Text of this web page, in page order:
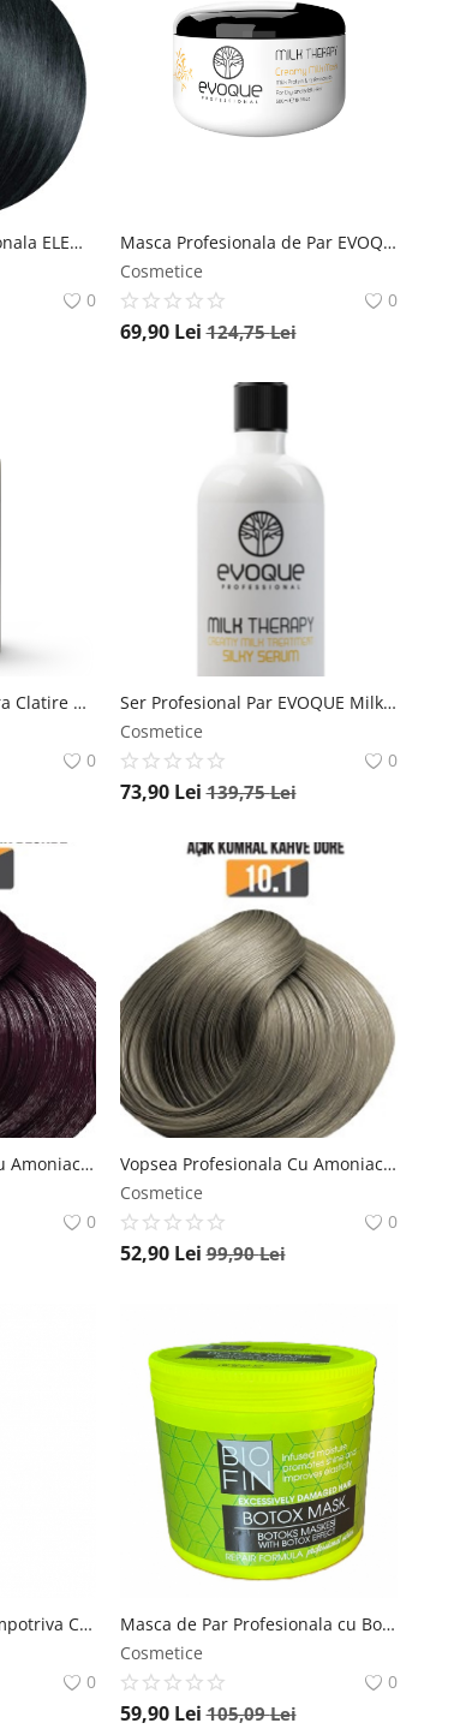
Vopsea de par Profesionala ELEMENT Black 2.0 - 100Ml Element
0
Masca Profesionala de Par EVOQUE Milk Therapy Deep Treatment, 500 ml , Cu 12 Aminoacizi din Proteine din Lapte, Fara Parabeni si Sulfati, Reparare si Hidratare Intensa Evoque
Cosmetice
0
69,90 Lei 124,75Lei
Balsam Profesional Fara Clatire EVOQUE Milk Therapy Two Phase Spray, 400ml , Cu Proteine din Lapte si 12 Aminoacizi Esentiali Evoque
0
Ser Profesional Par EVOQUE Milk Therapy Silky Serum, 90ml , Cu Proteine din Lapte si 12 Aminoacizi, Fara Parabeni sau Sulfati Evoque
Cosmetice
0
73,90 Lei 139,75Lei
Vopsea Profesionala Cu Amoniac Redus EVOQUE Milk Therapy, Nuanta 6.22 Intense Violet Dark Blonde , Cu Tehnologie Lipid Micro Emulsion, 100 ml - Evoque Evoque
0
Vopsea Profesionala Cu Amoniac Redus EVOQUE Milk Therapy, Nuanta 10.1 Platinum Ash Blonde , Cu Tehnologie Lipid Micro Emulsion, 100 ml - Evoque Evoque
Cosmetice
0
52,90 Lei 99,90Lei
Lotiune Profesionala Impotriva Caderii Parului BIOFIN , 250 ml Biofin
0
Masca de Par Profesionala cu Botox pentru Par Deteriorat, BIOFIN , 500 ml
Cosmetice
0
59,90 Lei 105,09Lei